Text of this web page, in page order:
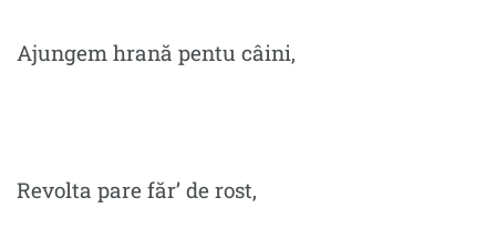
Ajungem hrană pentu câini,
Revolta pare făr’ de rost,